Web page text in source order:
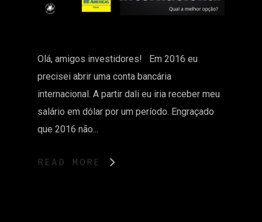
Olá, amigos investidores! Em 2016 eu
precisei abrir uma conta bancária
internacional. A partir dali eu iria receber meu
salário em dólar por um período. Engraçado
que 2016 não...
READ MORE